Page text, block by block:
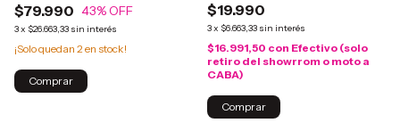
$79.990 43% OFF
3x $26.663,33 sin interés
¡Solo quedan 2en stock!
$19.990
3x $6.663,33 sin interés
$16.991,50 con Efectivo (solo
retiro del showrrom o moto a
CABA)
Comprar